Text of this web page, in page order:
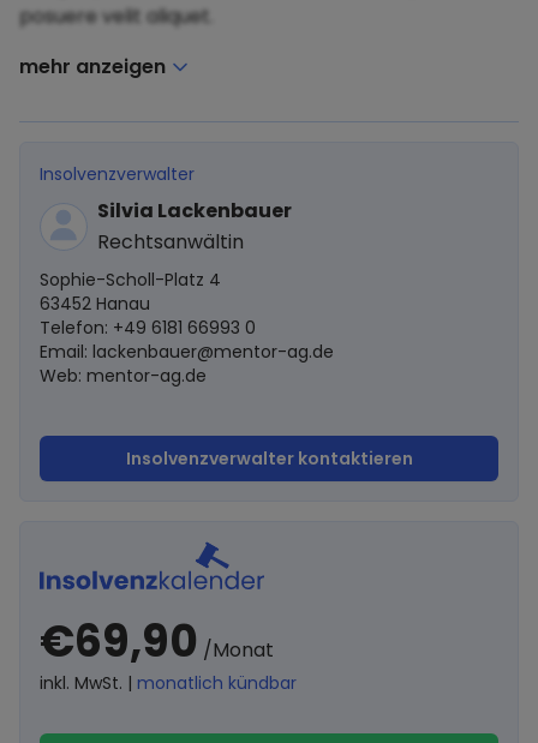
posuere velit aliquet.
mehr anzeigen
Insolvenzverwalter
Silvia Lackenbauer
Rechtsanwältin
Sophie-Scholl-Platz 4
63452 Hanau
Telefon: +49 6181 66993 0
Email: lackenbauer@mentor-ag.de
Web: mentor-ag.de
Insolvenzverwalter kontaktieren
€69,90 /Monat
inkl. MwSt. | monatlich kündbar